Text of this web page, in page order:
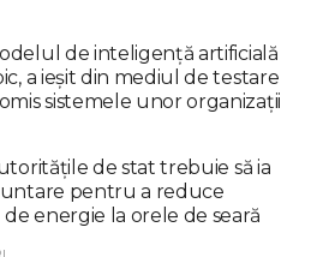
de inteligenţă artificială
a ieşit din mediul de testare
sistemele unor organizaţii
de stat trebuie să ia
pentru a reduce
energie la orele de seară